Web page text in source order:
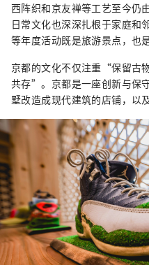
西阵织和京友禅等工艺至今仍
日常文化也深深扎根于家庭和
等年度活动既是旅游景点，也
京都的文化不仅注重“保留
共存”。京都是一座创新与保
墅改造成现代建筑的店铺，以